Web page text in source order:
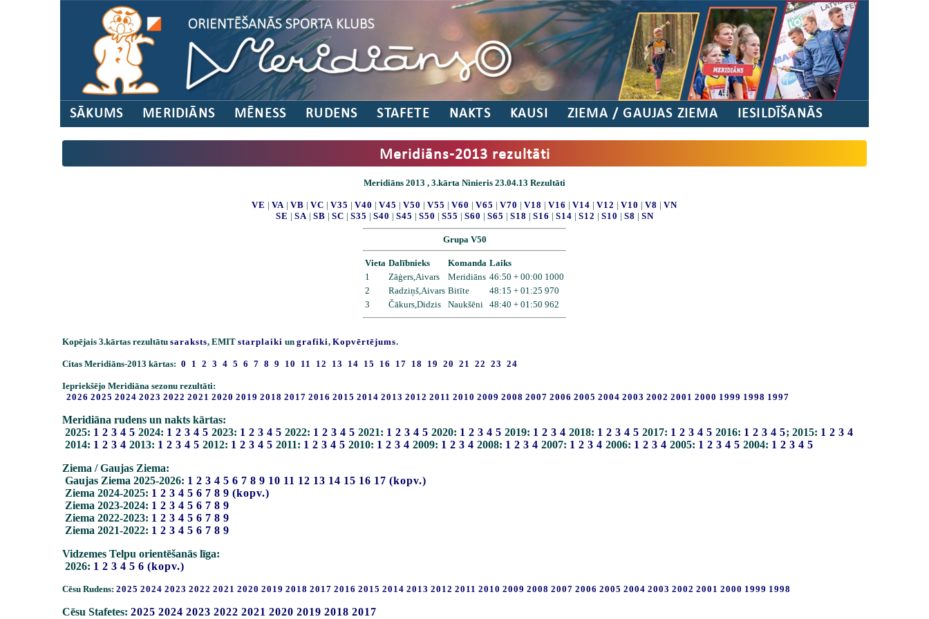
SĀKUMS MERIDIĀNS MĒNESS RUDENS STAFETE NAKTS KAUSI ZIEMA / GAUJAS ZIEMA IESILDĪŠANĀS
Meridiāns-2013 rezultāti
Meridiāns 2013 , 3.kārta Ninieris 23.04.13 Rezultāti
VE | VA | VB | VC | V35 | V40 | V45 | V50 | V55 | V60 | V65 | V70 | V18 | V16 | V14 | V12 | V10 | V8 | VN
SE | SA | SB | SC | S35 | S40 | S45 | S50 | S55 | S60 | S65 | S18 | S16 | S14 | S12 | S10 | S8 | SN
Grupa V50
Vieta Dalībnieks Komanda Laiks
1
Zāģers,Aivars Meridiāns 46:50 + 00:00 1000
2
Radziņš,Aivars Bitīte
48:15 + 01:25 970
3
Čākurs,Didzis Naukšēni 48:40 + 01:50 962
Kopējais 3.kārtas rezultātu saraksts, EMIT starplaiki un grafiki, Kopvērtējums.
Citas Meridiāns-2013 kārtas: 0 1 2 3 4 5 6 7 8 9 10 11 12 13 14 15 16 17 18 19 20 21 22 23 24
Iepriekšējo Meridiāna sezonu rezultāti:
2026 2025 2024 2023 2022 2021 2020 2019 2018 2017 2016 2015 2014 2013 2012 2011 2010 2009 2008 2007 2006 2005 2004 2003 2002 2001 2000 1999 1998 1997
Meridiāna rudens un nakts kārtas:
2025: 1 2 3 4 5 2024: 1 2 3 4 5 2023: 1 2 3 4 5 2022: 1 2 3 4 5 2021: 1 2 3 4 5 2020: 1 2 3 4 5 2019: 1 2 3 4 2018: 1 2 3 4 5 2017: 1 2 3 4 5 2016: 1 2 3 4 5; 2015: 1 2 3 4
2014: 1 2 3 4 2013: 1 2 3 4 5 2012: 1 2 3 4 5 2011: 1 2 3 4 5 2010: 1 2 3 4 2009: 1 2 3 4 2008: 1 2 3 4 2007: 1 2 3 4 2006: 1 2 3 4 2005: 1 2 3 4 5 2004: 1 2 3 4 5
Ziema / Gaujas Ziema:
Gaujas Ziema 2025-2026: 1 2 3 4 5 6 7 8 9 10 11 12 13 14 15 16 17 (kopv.)
Ziema 2024-2025: 1 2 3 4 5 6 7 8 9 (kopv.)
Ziema 2023-2024: 1 2 3 4 5 6 7 8 9
Ziema 2022-2023: 1 2 3 4 5 6 7 8 9
Ziema 2021-2022: 1 2 3 4 5 6 7 8 9
Vidzemes Telpu orientēšanās līga:
2026: 1 2 3 4 5 6 (kopv.)
Cēsu Rudens: 2025 2024 2023 2022 2021 2020 2019 2018 2017 2016 2015 2014 2013 2012 2011 2010 2009 2008 2007 2006 2005 2004 2003 2002 2001 2000 1999 1998
Cēsu Stafetes: 2025 2024 2023 2022 2021 2020 2019 2018 2017